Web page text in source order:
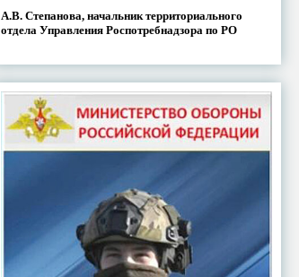
А.В. Степанова, начальник территориального
отдела Управления Роспотребнадзора по РО